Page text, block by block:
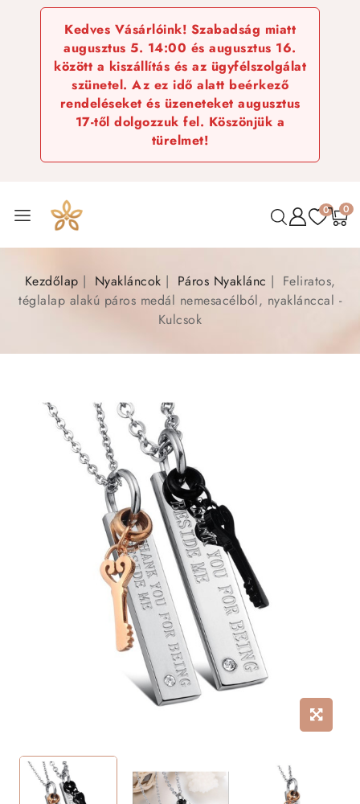
Kedves Vásárlóink! Szabadság miatt
augusztus 5. 14:00 és augusztus 16.
között a kiszállítás és az ügyfélszolgálat
szünetel. Az ez idő alatt beérkező
rendeléseket és üzeneteket augusztus
17-től dolgozzuk fel. Köszönjük a
türelmet!
0 0
Kezdőlap Nyakláncok Páros Nyaklánc
Feliratos,
téglalap alakú páros medál nemesacélból, nyaklánccal -
Kulcsok